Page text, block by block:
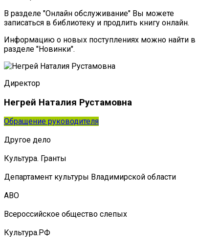
В разделе "Онлайн обслуживание" Вы можете
записаться в библиотеку и продлить книгу онлайн.
Информацию о новых поступлениях можно найти в
разделе "Новинки".
Директор
Негрей Наталия Рустамовна
Обращение руководителя
Другое дело
Культура. Гранты
Департамент культуры Владимирской области
АВО
Всероссийское общество слепых
Культура.РФ